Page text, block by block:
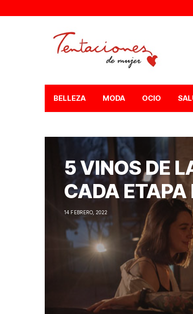
BELLEZA MODA OCIO
5 VINOS DE
CADA ETAPA
14 FEBRERO, 2022